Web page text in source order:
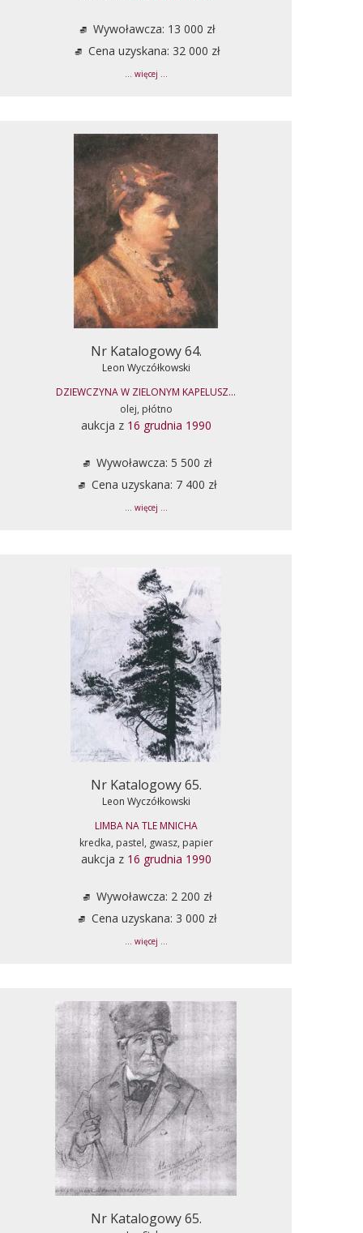
Wywoławcza: 13 000 zł
Cena uzyskana: 32 000 zł
... więcej ...
Nr Katalogowy 64.
Leon Wyczółkowski
DZIEWCZYNA W ZIELONYM KAPELUSZ...
olej, płótno
aukcja z 16 grudnia 1990
Wywoławcza: 5 500 zł
Cena uzyskana: 7 400 zł
... więcej ...
Nr Katalogowy 65.
Leon Wyczółkowski
LIMBA NA TLE MNICHA
kredka, pastel, gwasz, papier
aukcja z 16 grudnia 1990
Wywoławcza: 2 200 zł
Cena uzyskana: 3 000 zł
... więcej ...
Nr Katalogowy 65.